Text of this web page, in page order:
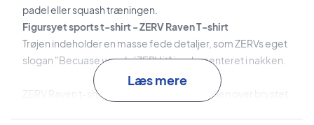
padel eller squash træningen.
Figursyet sports t-shirt - ZERV Raven T-shirt
Trøjen indeholder en masse fede detaljer, som ZERVs eget
slogan "Becuase you de´ZERV it" implementeret i nakken.
ZERV Raven t-shirt kommer med mønster hen over brystet,
Læs mere